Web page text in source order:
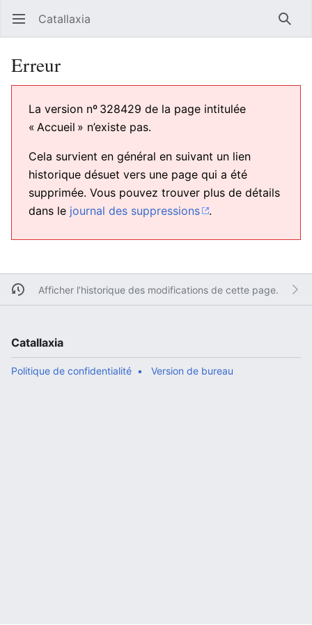
Ouvrir le menu principal Catallaxia
Erreur
La version nº 328429 de la page intitulée
« Accueil » n’existe pas.
Cela survient en général en suivant un lien
historique désuet vers une page qui a été
supprimée. Vous pouvez trouver plus de détails
dans le journal des suppressions .
Afficher l’historique des modifications de cette page.
Catallaxia
Politique de confidentialité Version de bureau